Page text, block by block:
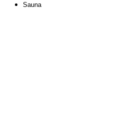
Sauna